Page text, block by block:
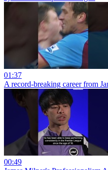
01:37
A record-breaking career from
00:49